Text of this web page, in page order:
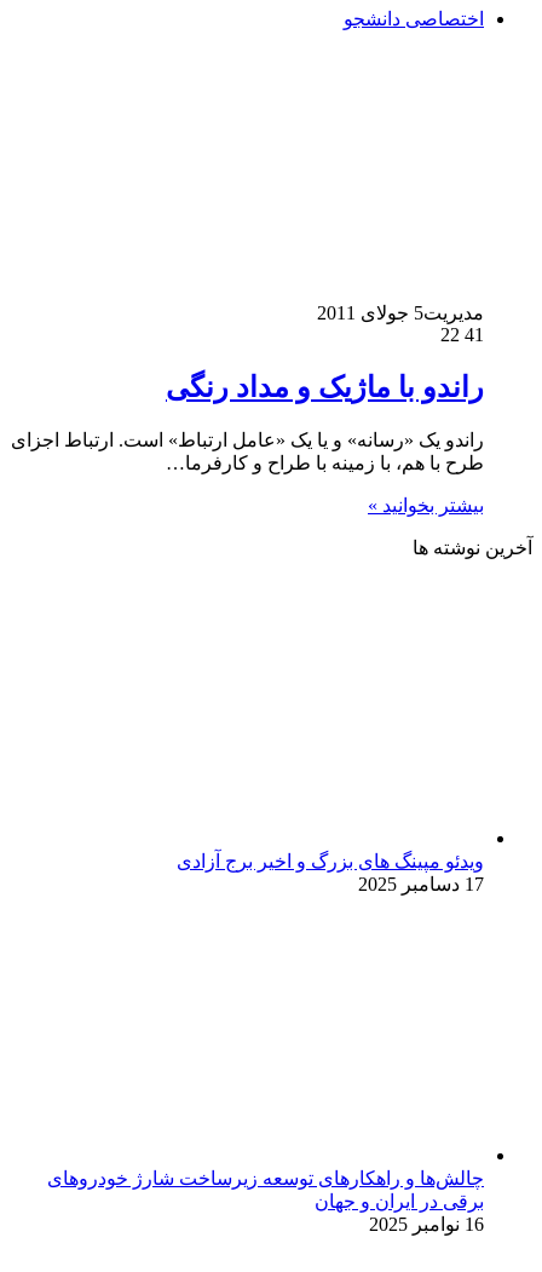
اختصاصی دانشجو
مدیریت5 جولای 2011
41
راندو با ماژیک و مداد رنگی
راندو یک «رسانه» و یا یک «عامل ارتباط» است. ارتباط اجزای
طرح با هم، با زمینه با طراح و کارفرما…
بیشتر بخوانید »
آخرین نوشته ها
ویدئو مپینگ های بزرگ و اخیر برج آزادی
17 دسامبر 2025
چالش‌ها و راهکارهای توسعه زیرساخت شارژ خودروهای
برقی در ایران و جهان
16 نوامبر 2025